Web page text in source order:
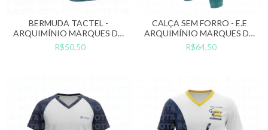
BERMUDA TACTEL -
ARQUIMÍNIO MARQUES DA
SILVA
R$50,50
CALÇA SEM FORRO - E.E
ARQUIMÍNIO MARQUES DA
SILVA
R$64,50